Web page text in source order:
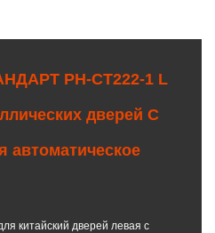
РН-СТ222-1 L
дверей С
китайский дверей левая с